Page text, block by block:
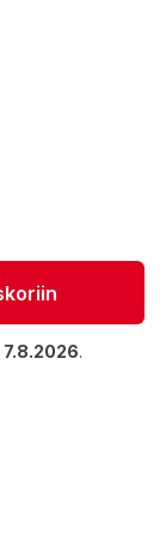
7.8.2026.